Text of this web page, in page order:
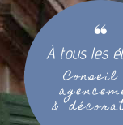
Passer
au
contenu